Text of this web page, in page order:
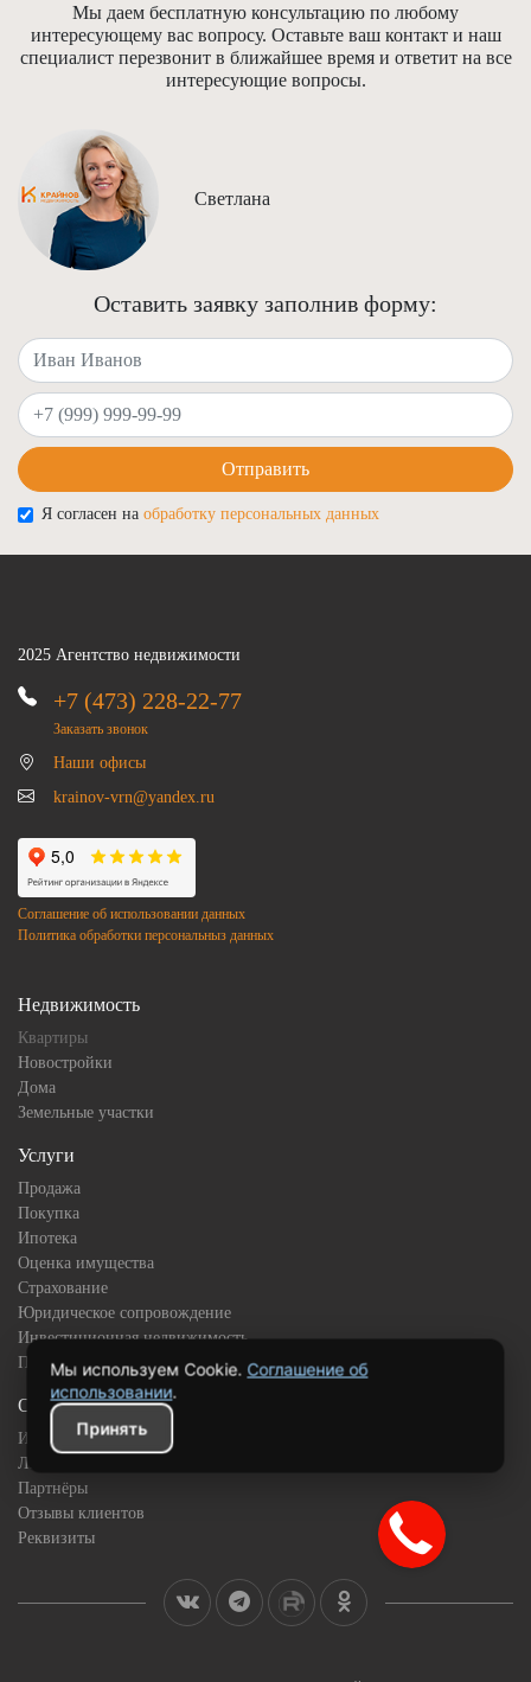
Мы даем бесплатную консультацию по любому
интересующему вас вопросу. Оставьте ваш контакт и наш
специалист перезвонит в ближайшее время и ответит на все
интересующие вопросы.
Светлана
Оставить заявку заполнив форму:
Ваше имя
Ваш телефон
Отправить
Я согласен на обработку персональных данных
2025 Агентство недвижимости
+7 (473) 228-22-77
Заказать звонок
Наши офисы
krainov-vrn@yandex.ru
Соглашение об использовании данных
Политика обработки персональныз данных
Недвижимость
Квартиры
Новостройки
Дома
Земельные участки
Услуги
Продажа
Покупка
Ипотека
Оценка имущества
Страхование
Юридическое сопровождение
Инвестиционная недвижимость
Подбор квартиры в новостройке
О компании
История
Лицензии и сертификаты
Партнёры
Отзывы клиентов
Реквизиты
Мы используем Cookie. Соглашение об
использовании.
Принять